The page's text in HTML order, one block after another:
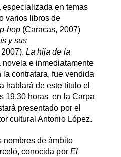
en temas
varios libros de
hop(Caracas, 2007)
y sus
La hija de la
novela e inmediatamente
contratara, fue vendida
hablará de este título el
19.30 horas en la Carpa
presentado por el
cultural Antonio López.
nombres de ámbito
conocida por El